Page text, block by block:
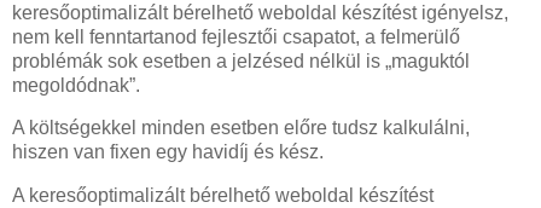
keresőoptimalizált bérelhető weboldal készítést igényelsz,
nem kell fenntartanod fejlesztői csapatot, a felmerülő
problémák sok esetben a jelzésed nélkül is „maguktól
megoldódnak”.
A költségekkel minden esetben előre tudsz kalkulálni,
hiszen van fixen egy havidíj és kész.
A keresőoptimalizált bérelhető weboldal készítést